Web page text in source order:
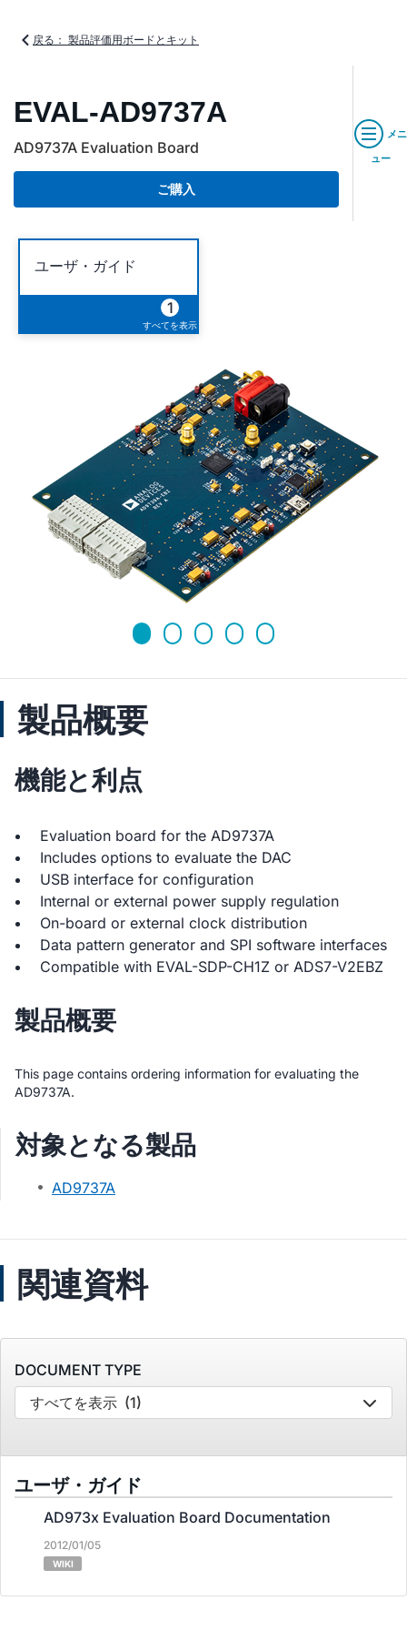
戻る： 製品評価用ボードとキット
EVAL-AD9737A
AD9737A Evaluation Board
ご購入
メニ
ュー
ユーザ・ガイド
1
すべてを表示
製品概要
機能と利点
Evaluation board for the AD9737A
Includes options to evaluate the DAC
USB interface for configuration
Internal or external power supply regulation
On-board or external clock distribution
Data pattern generator and SPI software interfaces
Compatible with EVAL-SDP-CH1Z or ADS7-V2EBZ
製品概要
This page contains ordering information for evaluating the
AD9737A.
対象となる製品
AD9737A
関連資料
DOCUMENT TYPE
すべてを表示 (1)
ユーザ・ガイド
AD973x Evaluation Board Documentation
2012/01/05
WIKI